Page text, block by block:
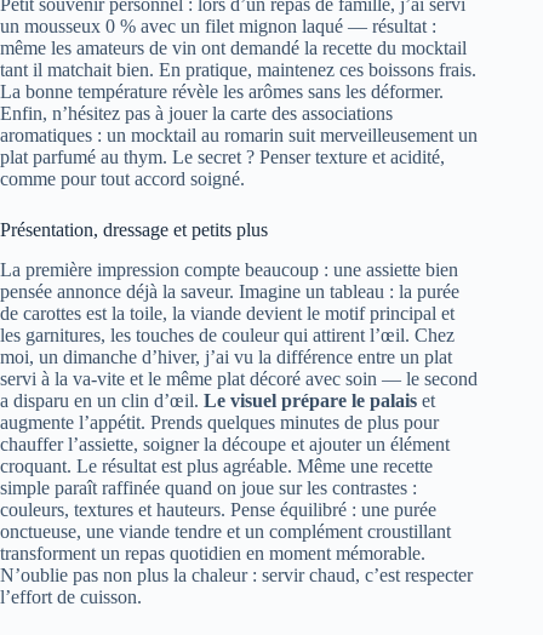
Petit souvenir personnel : lors d’un repas de famille, j’ai servi
un mousseux 0 % avec un filet mignon laqué — résultat :
même les amateurs de vin ont demandé la recette du mocktail
tant il matchait bien. En pratique, maintenez ces boissons frais.
La bonne température révèle les arômes sans les déformer.
Enfin, n’hésitez pas à jouer la carte des associations
aromatiques : un mocktail au romarin suit merveilleusement un
plat parfumé au thym. Le secret ? Penser texture et acidité,
comme pour tout accord soigné.
Présentation, dressage et petits plus
La première impression compte beaucoup : une assiette bien
pensée annonce déjà la saveur. Imagine un tableau : la purée
de carottes est la toile, la viande devient le motif principal et
les garnitures, les touches de couleur qui attirent l’œil. Chez
moi, un dimanche d’hiver, j’ai vu la différence entre un plat
servi à la va-vite et le même plat décoré avec soin — le second
a disparu en un clin d’œil. Le visuel prépare le palais et
augmente l’appétit. Prends quelques minutes de plus pour
chauffer l’assiette, soigner la découpe et ajouter un élément
croquant. Le résultat est plus agréable. Même une recette
simple paraît raffinée quand on joue sur les contrastes :
couleurs, textures et hauteurs. Pense équilibré : une purée
onctueuse, une viande tendre et un complément croustillant
transforment un repas quotidien en moment mémorable.
N’oublie pas non plus la chaleur : servir chaud, c’est respecter
l’effort de cuisson.